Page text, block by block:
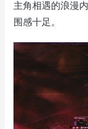
主角相遇的浪漫
围感十足。